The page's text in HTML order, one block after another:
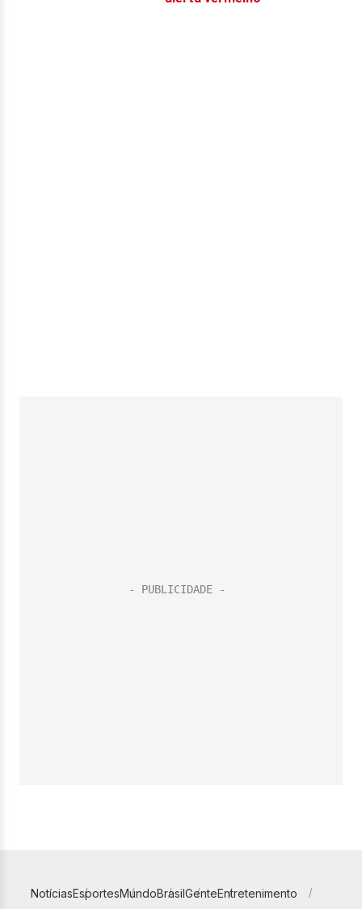
NotíciasEsportesMundoBrasilGenteEntretenimento